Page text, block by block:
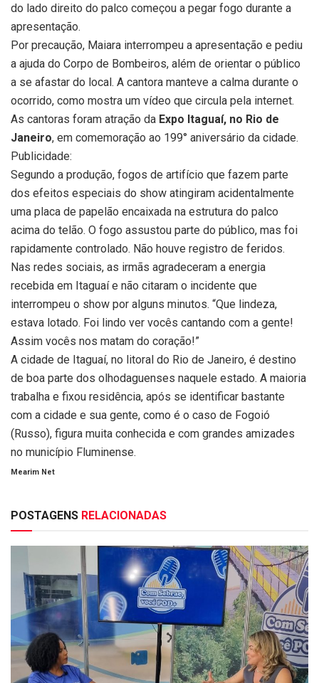
do lado direito do palco começou a pegar fogo durante a
apresentação.
Por precaução, Maiara interrompeu a apresentação e pediu
a ajuda do Corpo de Bombeiros, além de orientar o público
a se afastar do local. A cantora manteve a calma durante o
ocorrido, como mostra um vídeo que circula pela internet.
As cantoras foram atração da Expo Itaguaí, no Rio de
Janeiro, em comemoração ao 199° aniversário da cidade.
Publicidade:
Segundo a produção, fogos de artifício que fazem parte
dos efeitos especiais do show atingiram acidentalmente
uma placa de papelão encaixada na estrutura do palco
acima do telão. O fogo assustou parte do público, mas foi
rapidamente controlado. Não houve registro de feridos.
Nas redes sociais, as irmãs agradeceram a energia
recebida em Itaguaí e não citaram o incidente que
interrompeu o show por alguns minutos. “Que lindeza,
estava lotado. Foi lindo ver vocês cantando com a gente!
Assim vocês nos matam do coração!”
A cidade de Itaguaí, no litoral do Rio de Janeiro, é destino
de boa parte dos olhodaguenses naquele estado. A maioria
trabalha e fixou residência, após se identificar bastante
com a cidade e sua gente, como é o caso de Fogoió
(Russo), figura muita conhecida e com grandes amizades
no município Fluminense.
Mearim Net
POSTAGENS RELACIONADAS